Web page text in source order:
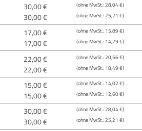
30,00 € (ohne MwSt.: 28,04 €)
30,00 € (ohne MwSt.: 25,21 €)
17,00 € (ohne MwSt.: 15,89 €)
17,00 € (ohne MwSt.: 14,29 €)
22,00 € (ohne MwSt.: 20,56 €)
22,00 € (ohne MwSt.: 18,49 €)
15,00 € (ohne MwSt.: 14,02 €)
15,00 € (ohne MwSt.: 12,60 €)
30,00 € (ohne MwSt.: 28,04 €)
30,00 € (ohne MwSt.: 25,21 €)